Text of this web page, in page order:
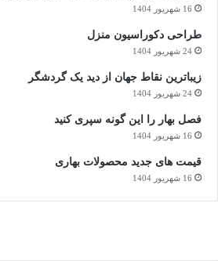
16 شهریور 1404
طراحی دکوراسیون منزل
24 شهریور 1404
زیباترین نقاط جهان از دید یک گردشگر
24 شهریور 1404
فصل بهار را این گونه سپری کنید
16 شهریور 1404
قیمت های جدید محصولات بهاری
16 شهریور 1404